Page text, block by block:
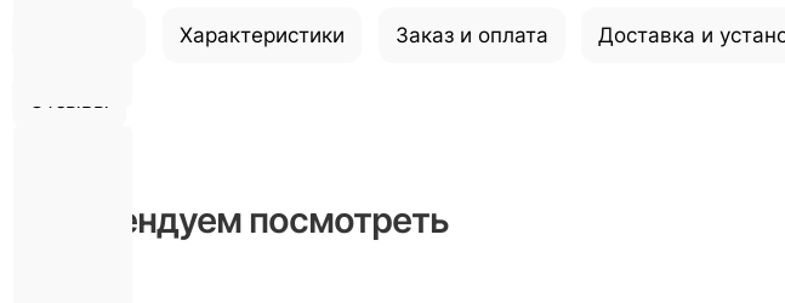
Характеристики Заказ и оплата Доставка и
Отзывы
Рекомендуем посмотреть